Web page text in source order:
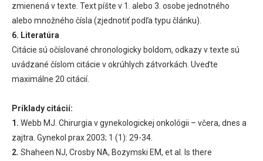
zmienená v texte. Text píšte v 1. alebo 3. osobe jednotného
alebo množného čísla (zjednotiť podľa typu článku).
6. Literatúra
Citácie sú očíslované chronologicky boldom, odkazy v texte sú
uvádzané číslom citácie v okrúhlych zátvorkách. Uveďte
maximálne 20 citácií.
Príklady citácií:
1. Webb MJ. Chirurgia v gynekologickej onkológii – včera, dnes a
zajtra. Gynekol prax 2003; 1 (1): 29-34.
2. Shaheen NJ, Crosby NA, Bozymski EM, et al. Is there